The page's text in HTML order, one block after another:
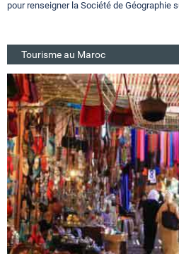
pour renseigner la Société de Géographie
Tourisme au Maroc